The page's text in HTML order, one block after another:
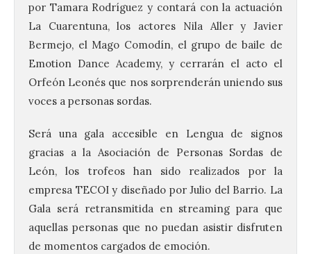
por Tamara Rodríguez y contará con la actuación
La Cuarentuna, los actores Nila Aller y Javier
Bermejo, el Mago Comodín, el grupo de baile de
Emotion Dance Academy, y cerrarán el acto el
Orfeón Leonés que nos sorprenderán uniendo sus
voces a personas sordas.
Será una gala accesible en Lengua de signos
gracias a la Asociación de Personas Sordas de
León, los trofeos han sido realizados por la
empresa TECOI y diseñado por Julio del Barrio. La
Gala será retransmitida en streaming para que
aquellas personas que no puedan asistir disfruten
de momentos cargados de emoción.